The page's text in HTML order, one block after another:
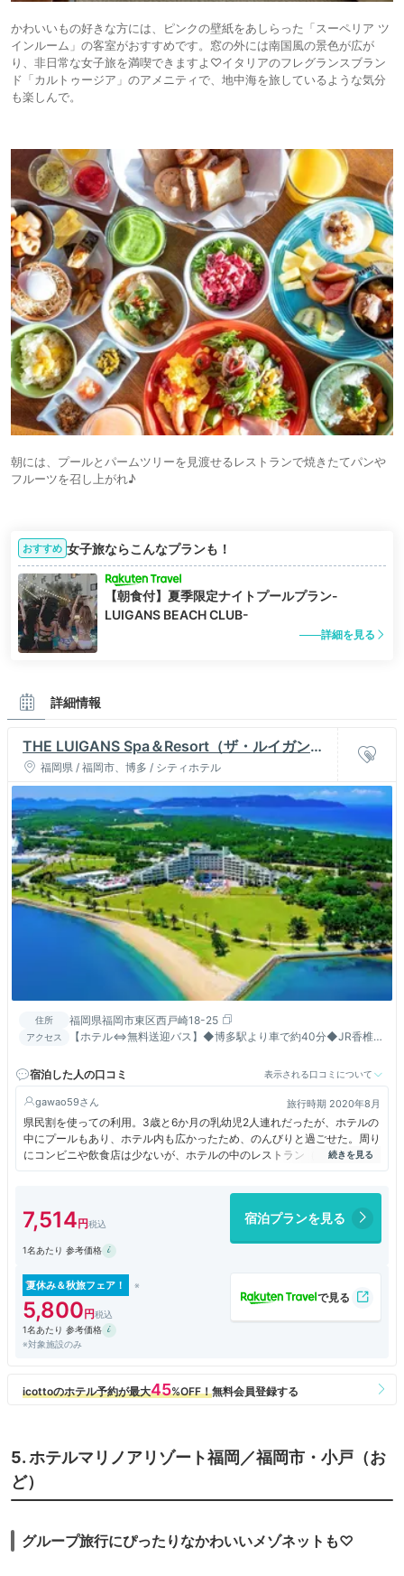
かわいいもの好きな方には、ピンクの壁紙をあしらった「スーペリア ツ
インルーム」の客室がおすすめです。窓の外には南国風の景色が広が
り、非日常な女子旅を満喫できますよ♡イタリアのフレグランスブラン
ド「カルトゥージア」のアメニティで、地中海を旅しているような気分
も楽しんで。
朝には、プールとパームツリーを見渡せるレストランで焼きたてパンや
フルーツを召し上がれ♪
おすすめ 女子旅ならこんなプランも！
【朝食付】夏季限定ナイトプールプラン-
LUIGANS BEACH CLUB-
詳細を見る
詳細情報
THE LUIGANS Spa＆Resort（ザ・ルイガンズ
スパ＆リゾート）
福岡県 / 福岡市、博多 / シティホテル
住所 福岡県福岡市東区西戸崎18-25
アクセス
【ホテル⇔無料送迎バス】◆博多駅より車で約40分◆JR香椎線
宿泊した人の口コミ
表示される口コミについて
gawao59 旅行時期 2020年8月
県民割を使っての利用。3歳と6か月の乳幼児2人連れだったが、ホテルの
中にプールもあり、ホテル内も広かったため、のんびりと過ごせた。周り
にコンビニや飲食店は少ないが、ホテルの中のレストラン（子供向けもあ
り）でおいしく食事をすることができた。
7,514 宿泊プランを見る
1名あたり 参考価格
夏休み＆秋旅フェア！
5,800
1名あたり 参考価格
※対象施設のみ
5. ホテルマリノアリゾート福岡／福岡市・小戸（お
ど）
グループ旅行にぴったりなかわいいメゾネットも♡